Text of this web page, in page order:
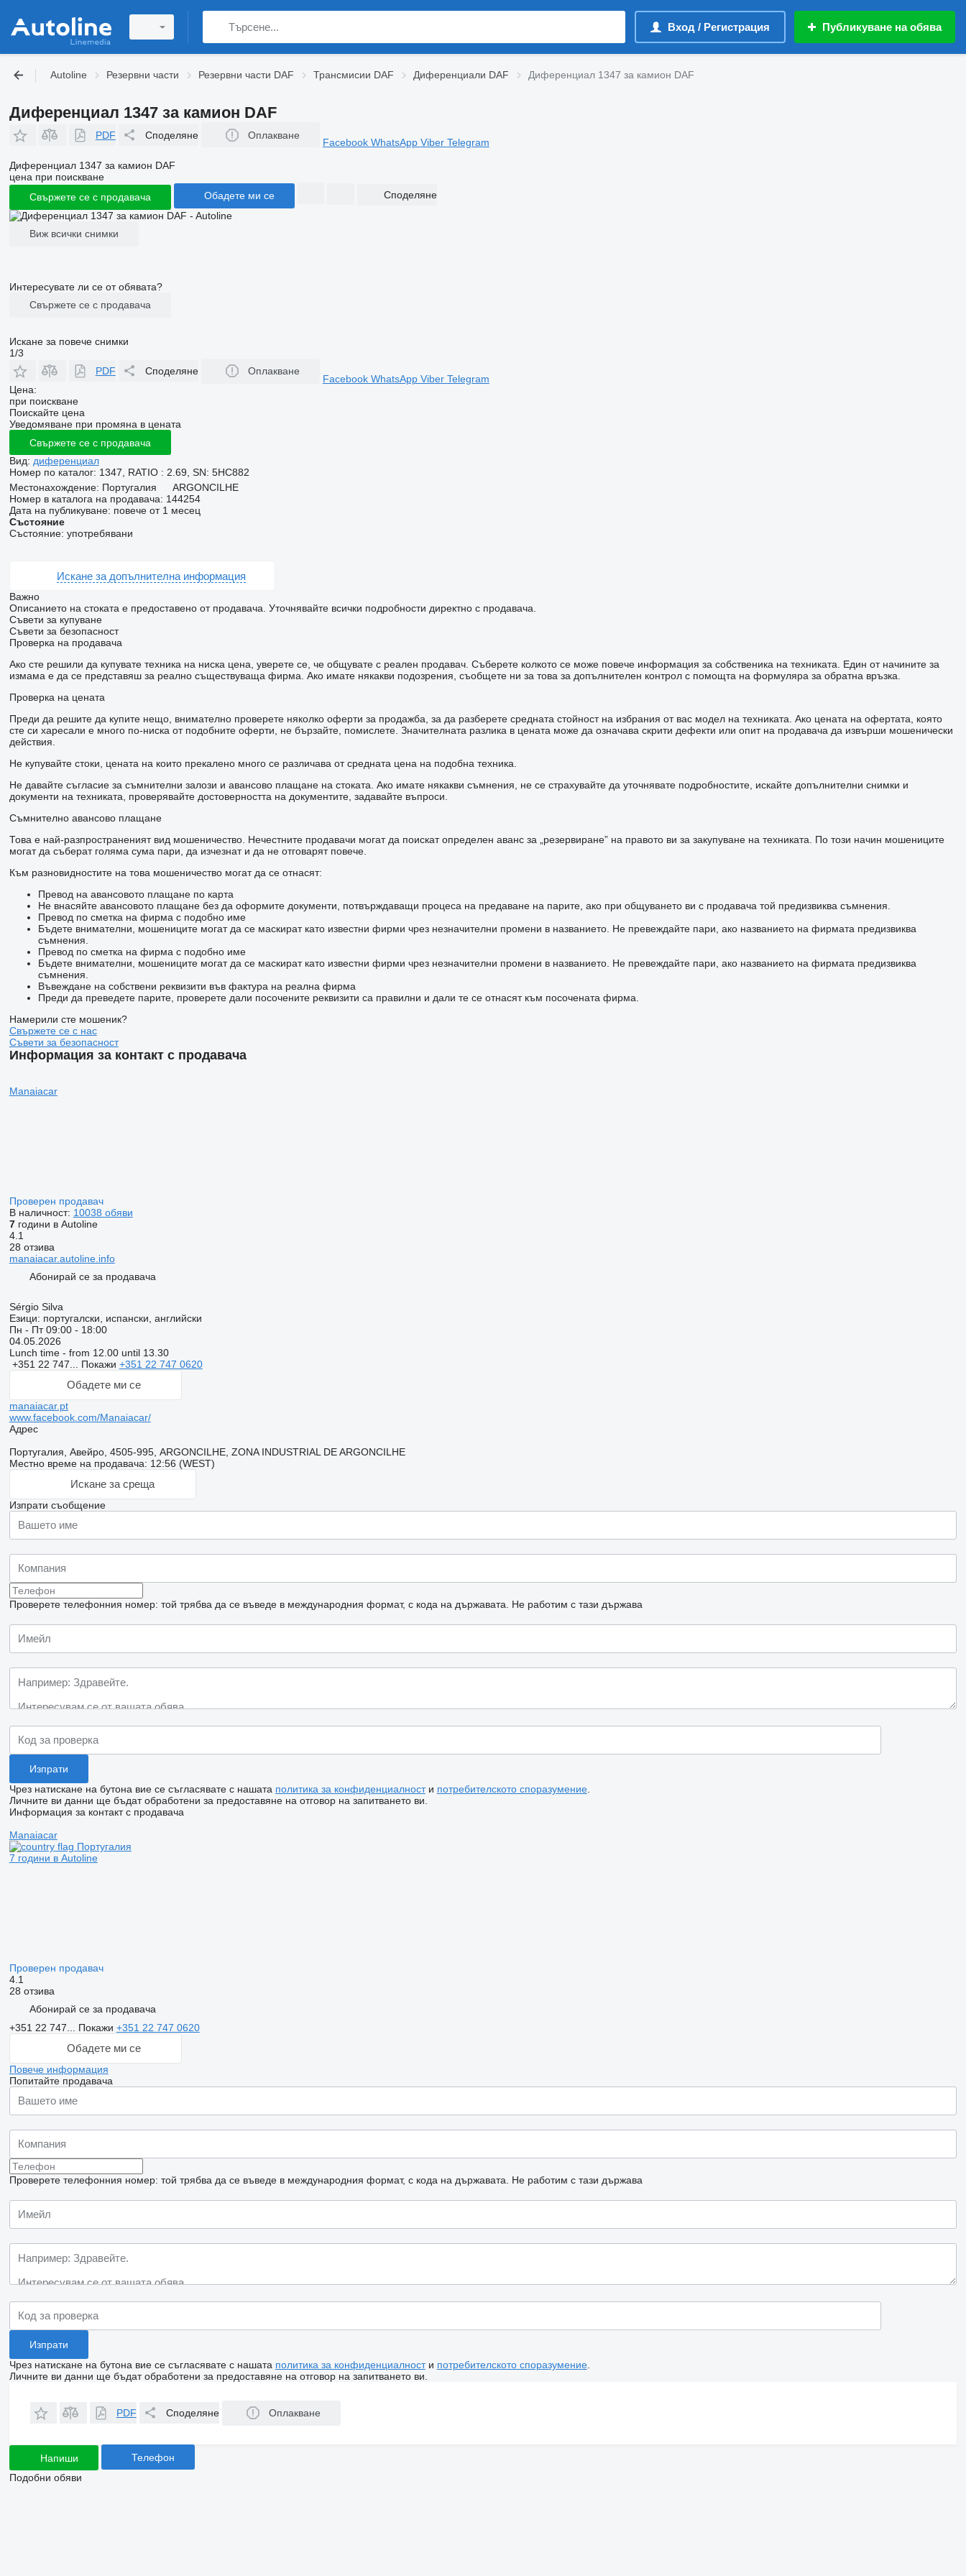
Вход / Регистрация Публикуване на обява
Autoline Резервни части Резервни части DAF Трансмисии DAF Диференциали DAF Диференциал 1347 за камион DAF
Диференциал 1347 за камион DAF
PDF Споделяне Оплакване
Facebook WhatsApp Viber Telegram
Диференциал 1347 за камион DAF
цена при поискване
Свържете се с продавача
Обадете ми се Споделяне
Виж всички снимки
Интересувате ли се от обявата?
Свържете се с продавача
Искане за повече снимки
1/3
PDF
Споделяне Оплакване
Facebook WhatsApp Viber Telegram
Цена:
при поискване
Поискайте цена
Уведомяване при промяна в цената
Свържете се с продавача
Вид: диференциал
Номер по каталог: 1347, RATIO : 2.69, SN: 5HC882
Местонахождение: Португалия
ARGONCILHE
Номер в каталога на продавача: 144254
Дата на публикуване: повече от 1 месец
Състояние
Състояние: употребявани
Искане за допълнителна информация
Важно
Описанието на стоката е предоставено от продавача. Уточнявайте всички подробности директно с продавача.
Съвети за купуване
Съвети за безопасност
Проверка на продавача
Ако сте решили да купувате техника на ниска цена, уверете се, че общувате с реален продавач. Съберете колкото се може повече информация за собственика на техниката. Един от начините за
измама е да се представяш за реално съществуваща фирма. Ако имате някакви подозрения, съобщете ни за това за допълнителен контрол с помощта на формуляра за обратна връзка.
Проверка на цената
Преди да решите да купите нещо, внимателно проверете няколко оферти за продажба, за да разберете средната стойност на избрания от вас модел на техниката. Ако цената на офертата, която
сте си харесали е много по-ниска от подобните оферти, не бързайте, помислете. Значителната разлика в цената може да означава скрити дефекти или опит на продавача да извърши мошенически
действия.
Не купувайте стоки, цената на които прекалено много се различава от средната цена на подобна техника.
Не давайте съгласие за съмнителни залози и авансово плащане на стоката. Ако имате някакви съмнения, не се страхувайте да уточнявате подробностите, искайте допълнителни снимки и
документи на техниката, проверявайте достоверността на документите, задавайте въпроси.
Съмнително авансово плащане
Това е най-разпространеният вид мошеничество. Нечестните продавачи могат да поискат определен аванс за „резервиране” на правото ви за закупуване на техниката. По този начин мошениците
могат да съберат голяма сума пари, да изчезнат и да не отговарят повече.
Към разновидностите на това мошеничество могат да се отнасят:
Превод на авансовото плащане по карта
Не внасяйте авансовото плащане без да оформите документи, потвърждаващи процеса на предаване на парите, ако при общуването ви с продавача той предизвиква съмнения.
Превод по сметка на фирма с подобно име
Бъдете внимателни, мошениците могат да се маскират като известни фирми чрез незначителни промени в названието. Не превеждайте пари, ако названието на фирмата предизвиква
съмнения.
Превод по сметка на фирма с подобно име
Бъдете внимателни, мошениците могат да се маскират като известни фирми чрез незначителни промени в названието. Не превеждайте пари, ако названието на фирмата предизвиква
съмнения.
Въвеждане на собствени реквизити във фактура на реална фирма
Преди да преведете парите, проверете дали посочените реквизити са правилни и дали те се отнасят към посочената фирма.
Намерили сте мошеник?
Свържете се с нас
Съвети за безопасност
Информация за контакт с продавача
Manaiacar
Проверен продавач
В наличност: 10038 обяви
7години в Autoline
4.1
28 отзива
manaiacar.autoline.info
Абонирай се за продавача
Sérgio Silva
Езици: португалски, испански, английски
Пн - Пт09:00 - 18:00
04.05.2026
Lunch time - from 12.00 until 13.30
+351 22 747... Покажи +351 22 747 0620
Обадете ми се
manaiacar.pt
www.facebook.com/Manaiacar/
Адрес
Португалия, Авейро, 4505-995, ARGONCILHE, ZONA INDUSTRIAL DE ARGONCILHE
Местно време на продавача: 12:56 (WEST)
Искане за среща
Изпрати съобщение
Проверете телефонния номер: той трябва да се въведе в международния формат, с кода на държавата. Не работим с тази държава
Чрез натискане на бутона вие се съгласявате с нашата политика за конфиденциалности потребителското споразумение.
Личните ви данни ще бъдат обработени за предоставяне на отговор на запитването ви.
Информация за контакт с продавача
Manaiacar
Португалия
7 години в Autoline
Проверен продавач
4.1
28 отзива
Абонирай се за продавача
+351 22 747... Покажи +351 22 747 0620
Обадете ми се
Повече информация
Попитайте продавача
Проверете телефонния номер: той трябва да се въведе в международния формат, с кода на държавата. Не работим с тази държава
Чрез натискане на бутона вие се съгласявате с нашата политика за конфиденциалности потребителското споразумение.
Личните ви данни ще бъдат обработени за предоставяне на отговор на запитването ви.
PDF Споделяне Оплакване
Напиши
Телефон
Подобни обяви